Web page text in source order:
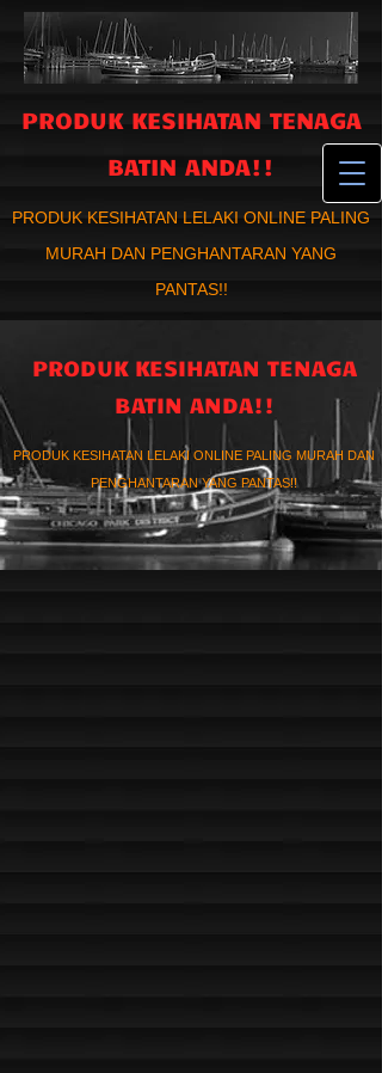
PRODUK KESIHATAN TENAGA
BATIN ANDA!!
PRODUK KESIHATAN LELAKI ONLINE PALING MURAH DAN
PENGHANTARAN YANG PANTAS!!
PRODUK KESIHATAN TENAGA
BATIN ANDA!!
PRODUK KESIHATAN LELAKI ONLINE PALING
MURAH DAN PENGHANTARAN YANG
PANTAS!!